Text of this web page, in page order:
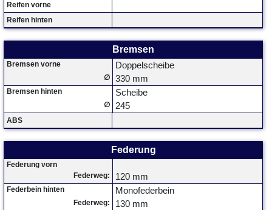
Reifen vorne
Reifen hinten
Bremsen
Bremsen vorne Doppelscheibe
∅ 330 mm
Bremsen hinten Scheibe
∅ 245
ABS
Federung
Federung vorn
Federweg:
120 mm
Federbein hinten Monofederbein
Federweg: 130 mm